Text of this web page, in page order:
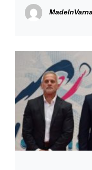
кампанията